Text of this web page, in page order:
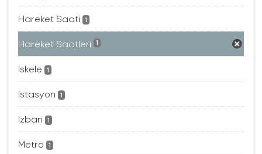
Hareket Saati 1
Hareket Saatleri 1
Iskele 1
Istasyon 1
Izban 1
Metro 1